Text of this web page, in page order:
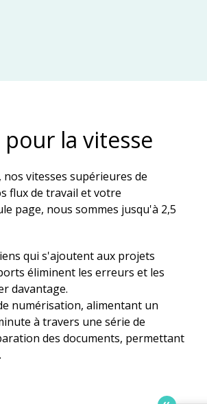
la vitesse​
vitesses supérieures de
flux de travail et votre
page, nous sommes jusqu'à 2,5
qui s'ajoutent aux projets
éliminent les erreurs et les
davantage.
numérisation, alimentant un
à travers une série de
des documents, permettant